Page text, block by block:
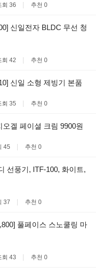
회 36 추천 0
신일전자 BLDC 무선 청
회 42 추천 0
신일 소형 제빙기 본품
회 35 추천 0
오겔 페이셜 크림 9900원
45 추천 0
선풍기, ITF-100, 화이트,
37 추천 0
풀페이스 스노쿨링 마
회 43 추천 0